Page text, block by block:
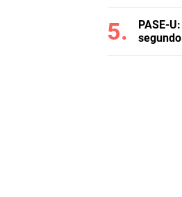
PASE-